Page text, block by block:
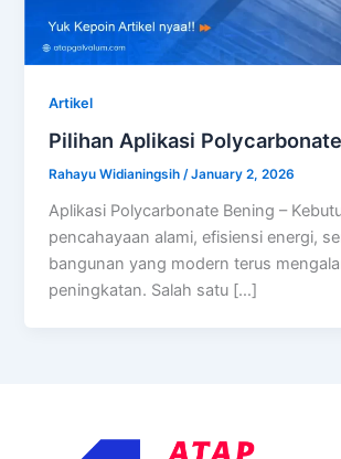
Artikel
Pilihan Aplikasi
Rahayu Widianingsih/January 2, 2026
Aplikasi Polycarbonate Bening –
pencahayaan alami, efisiensi energi,
bangunan yang modern terus
peningkatan. Salah satu […]